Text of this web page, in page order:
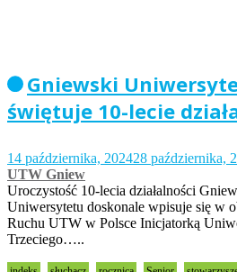
Gniewski
świętuje 10-lecie
14 października, 202428 października,
UTW Gniew
Uroczystość 10-lecia działalności
Uniwersytetu doskonale wpisuje się w
Ruchu UTW w Polsce Inicjatorką
Trzeciego…..